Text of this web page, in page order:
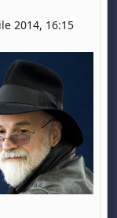
2014, 16:15